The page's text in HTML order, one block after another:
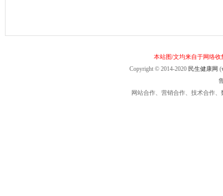
本站图/文均来自于网络
Copyright © 2014-2020 民生健康网 (
网站合作、营销合作、技术合作